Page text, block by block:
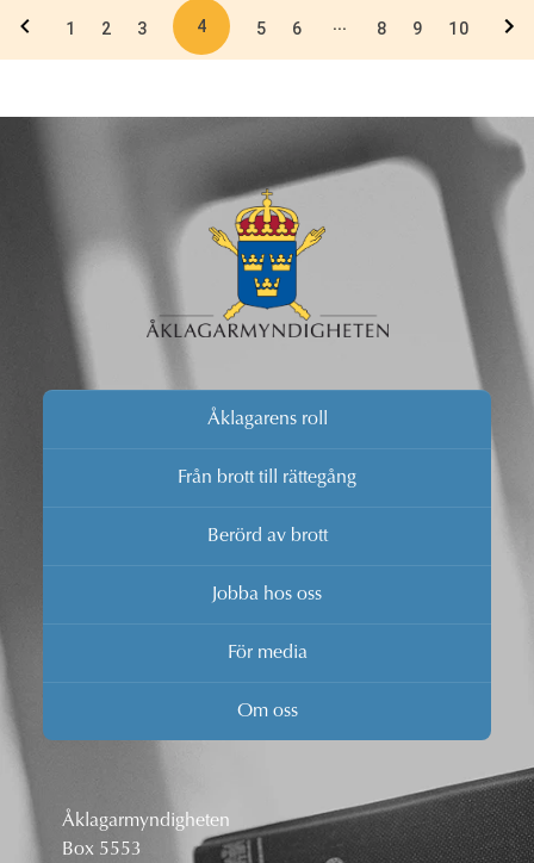
1 2 3 4 5 6 ... 8 9 10
Åklagarens roll
Från brott till rättegång
Berörd av brott
Jobba hos oss
För media
Om oss
Åklagarmyndigheten
Box 5553